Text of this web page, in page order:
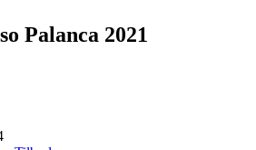
Palanca 2021